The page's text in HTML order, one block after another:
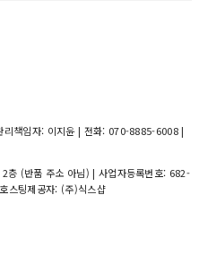
리책임자: 이지윤 | 전화: 070-8885-6008 |
층 (반품 주소 아님) | 사업자등록번호: 682-
스팅제공자: (주)식스샵